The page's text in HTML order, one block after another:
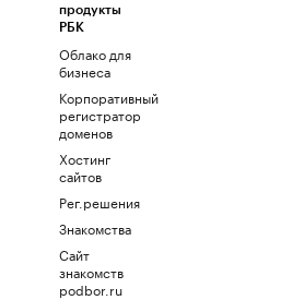
продукты
РБК
Облако для
бизнеса
Корпоративный
регистратор
доменов
Хостинг
сайтов
Рег.решения
Знакомства
Сайт
знакомств
podbor.ru